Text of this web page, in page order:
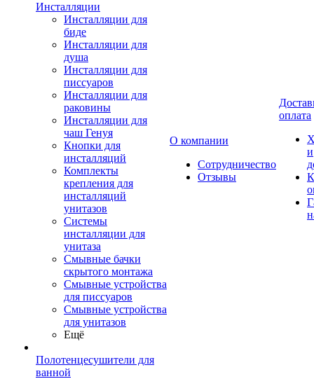
Инсталляции
Инсталляции для
биде
Инсталляции для
душа
Инсталляции для
писсуаров
Инсталляции для
раковины
Инсталляции для
чаш Генуя
Кнопки для
инсталляций
Комплекты
крепления для
инсталляций
унитазов
Системы
инсталляции для
унитаза
Смывные бачки
скрытого монтажа
Смывные устройства
для писсуаров
Смывные устройства
для унитазов
Ещё
Полотенцесушители для
ванной
О компании
Сотрудничество
Отзывы
оплата
и